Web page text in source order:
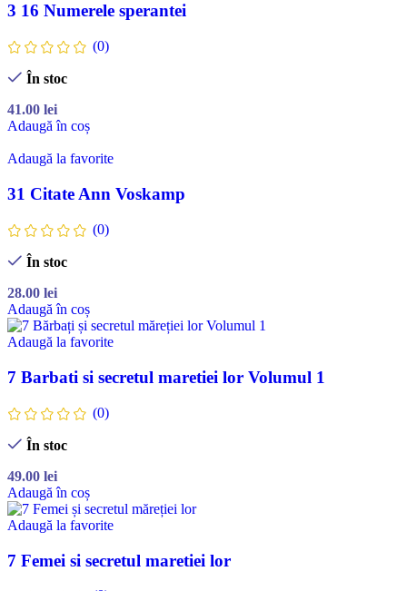
3 16 Numerele sperantei
(0)
În stoc
41.00 lei
Adaugă în coș
Adaugă la favorite
31 Citate Ann Voskamp
(0)
În stoc
28.00 lei
Adaugă în coș
Adaugă la favorite
7 Barbati si secretul maretiei lor Volumul 1
(0)
În stoc
49.00 lei
Adaugă în coș
Adaugă la favorite
7 Femei si secretul maretiei lor